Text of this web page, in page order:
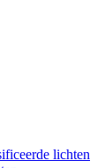
lichten